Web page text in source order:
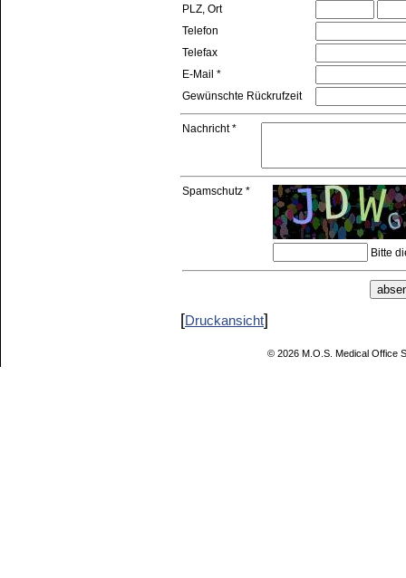
PLZ, Ort
Telefon
Telefax
E-Mail *
Gewünschte Rückrufzeit
Nachricht *
Spamschutz *
Bitte
[Druckansicht]
© 2026 M.O.S. Medical Office